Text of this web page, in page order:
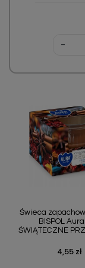
-
Świeca
BISPOL Aura
ŚWIĄTECZNE
Cena
4,55 zł